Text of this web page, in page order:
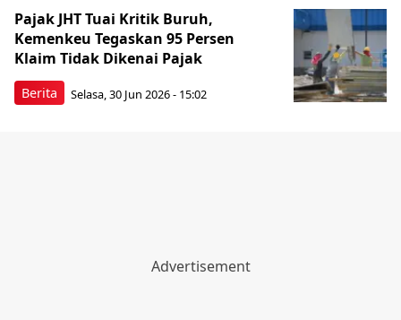
Berita
Pajak JHT Tuai Kritik Buruh,
Kemenkeu Tegaskan 95 Persen
Klaim Tidak Dikenai Pajak
Selasa, 30 Jun 2026 - 15:02